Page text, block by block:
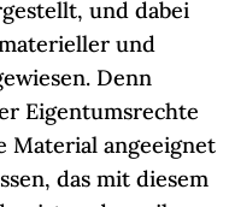
und dabei
und
Denn
Eigentumsrechte
Material angeeignet
das mit diesem